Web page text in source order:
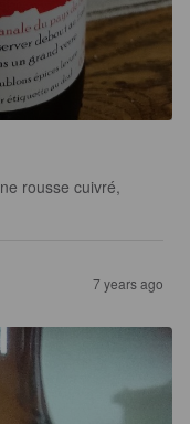
rousse cuivré,
7 years ago